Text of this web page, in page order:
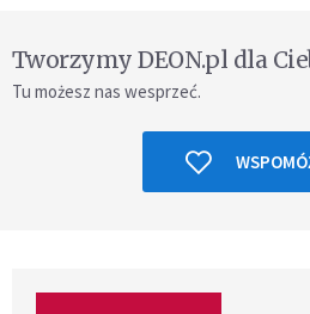
Tworzymy DEON.pl dla
Tu możesz nas wesprzeć.